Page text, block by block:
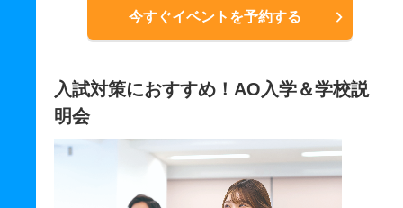
今すぐイベントを予約する
入試対策におすすめ！AO入学＆学校説
明会